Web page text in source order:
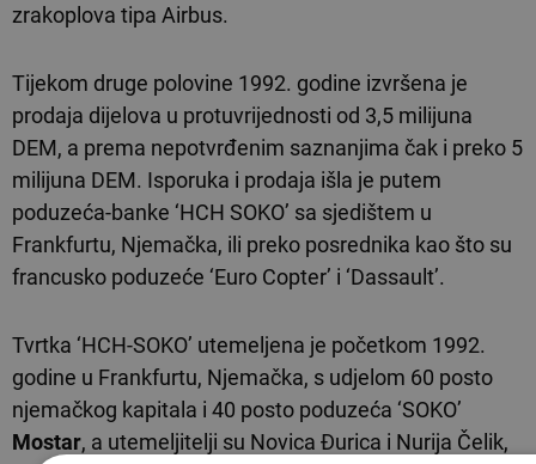
zrakoplova tipa Airbus.
Tijekom druge polovine 1992. godine izvršena je
prodaja dijelova u protuvrijednosti od 3,5 milijuna
DEM, a prema nepotvrđenim saznanjima čak i preko 5
milijuna DEM. Isporuka i prodaja išla je putem
poduzeća-banke ‘HCH SOKO’ sa sjedištem u
Frankfurtu, Njemačka, ili preko posrednika kao što su
francusko poduzeće ‘Euro Copter’ i ‘Dassault’.
Tvrtka ‘HCH-SOKO’ utemeljena je početkom 1992.
godine u Frankfurtu, Njemačka, s udjelom 60 posto
njemačkog kapitala i 40 posto poduzeća ‘SOKO’
Mostar, a utemeljitelji su Novica Đurica i Nurija Čelik,